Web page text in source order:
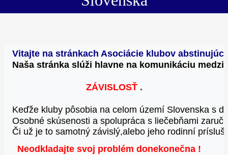
Vitajte na stránkach Asociácie klubov
Naša stránka slúži hlavne na komunikáciu
ZÁVISLOSŤ .
Keďže kluby pôsobia na celom území Slovenska s
Osobné skúsenosti a spolupráca s liečebňami
Či už je to samotný závislý,alebo jeho rodinní
Neodkladajte svoj problém donekonečna !